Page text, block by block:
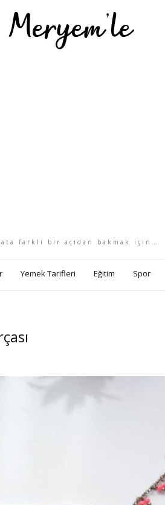
farklı bir açıdan bakmak için…
Yemek Tarifleri Eğitim Spor